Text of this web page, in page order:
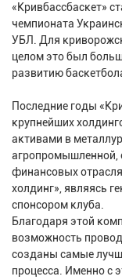
«Кривбассбаскет»
чемпионата
УБЛ. Для
целом это был
развитию
Последние годы
крупнейших
активами в
агропромышленной,
финансовых
холдинг», являясь
спонсором клуба.
Благодаря этой
возможность
созданы самые
процесса. Именно с